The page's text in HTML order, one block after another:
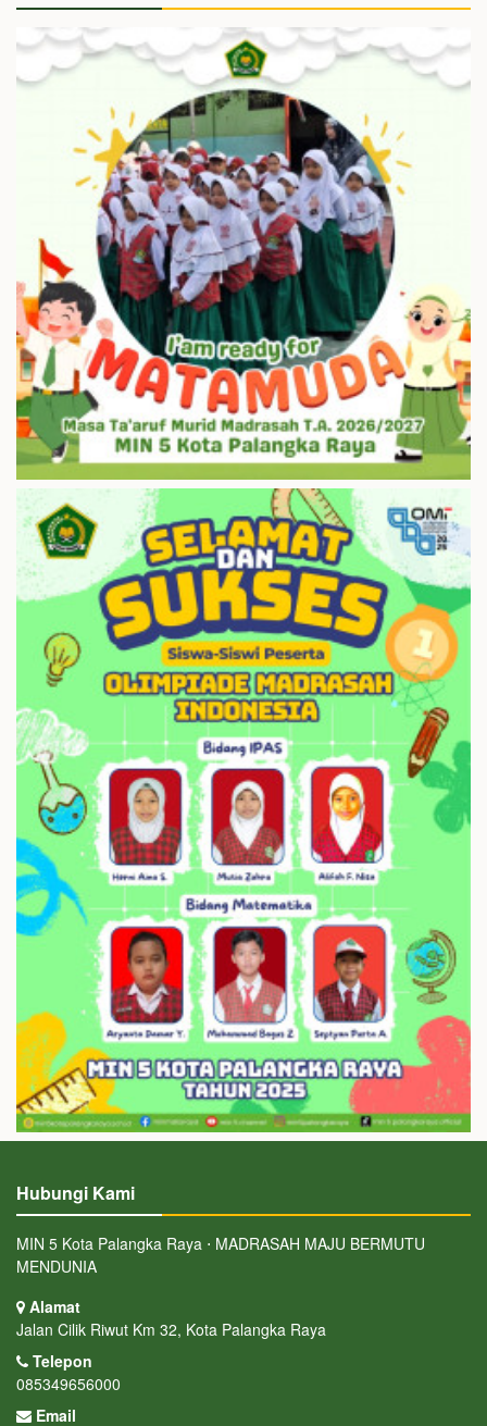
Hubungi Kami
MIN 5 Kota Palangka Raya ⋅ MADRASAH MAJU BERMUTU
MENDUNIA
Alamat
Jalan Cilik Riwut Km 32, Kota Palangka Raya
Telepon
085349656000
Email